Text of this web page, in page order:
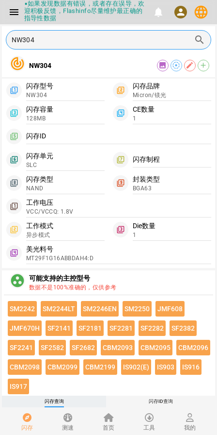
menu
▪如果发现数据有错误，或者存在误导，欢
迎积极反馈，Flashinfo尽量维护最正确的
指导性数据
▪Flashinfo APP更新技术规格和量产工具标
▪兄弟们没事不要乱下载量产工具，过分了
下载服务会暂停一段时间才能恢复
本来就有不确定性，任何第三方工具提供的
一定可信的，因为数据都可以改，一定要有
正确的认知，不要随大流
▪如果发现数据有错误，或者存在误导，欢
迎积极反馈，Flashinfo尽量维护最正确的
指导性数据
▪Flashinfo APP更新技术规格和量产工具标
notifications person language
闪存 测速 首页 工具 我的
search
track_changes NW304 image filter_tilt_shift edit add
filter_1
闪存型号
NW304
filter_2
闪存品牌
Micron/镁光
filter_3
闪存容量
128MB
filter_4
CE数量
1
filter_5 闪存ID
filter_6
闪存单元
SLC
filter_7 闪存制程
filter_8
闪存类型
NAND
filter_9
封装类型
BGA63
filter_1
工作电压
VCC/VCCQ: 1.8V
filter_2
工作模式
异步模式
filter_3
Die数量
1
filter_4
美光料号
MT29F1G16ABBDAH4:D
group_work 可能支持的主控型号
数据不是100%准确的，仅供参考
SM2242 SM2244LT SM2246EN SM2250 JMF608
JMF670H SF2141 SF2181 SF2281 SF2282 SF2382
SF2241 SF2582 SF2682 CBM2093 CBM2095 CBM2096
CBM2098 CBM2099 CBM2199 IS902(E) IS903 IS916
IS917
点击绿色按钮有惊喜哦~
闪存速度
闪存查询 闪存ID查询